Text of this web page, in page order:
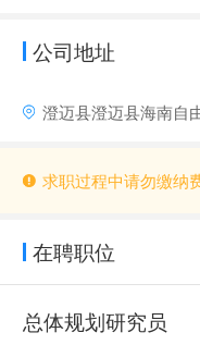
公司地址
澄迈县澄迈县海南自
求职过程中请勿缴纳
在聘职位
总体规划研究员